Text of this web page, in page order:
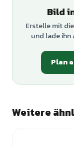
Bild
Erstelle mit
und lade ihn
Plan
Weitere